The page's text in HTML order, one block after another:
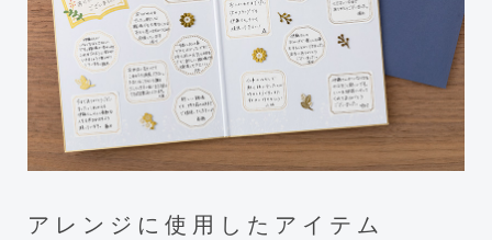
アレンジに使用したアイテム